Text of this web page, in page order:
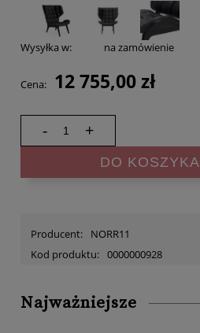
Wysyłka w: na zamówienie
Cena: 12 755,00 zł
- +
DO KOSZYKA
Producent:
NORR11
Kod produktu: 0000000928
Najważniejsze